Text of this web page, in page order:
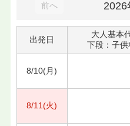
前へ 2026
出発日
大人基本
下段：子供
8/10(月)
8/11(火)